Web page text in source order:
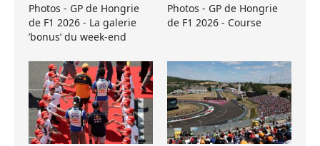
Photos - GP de Hongrie
de F1 2026 - La galerie
’bonus’ du week-end
Photos - GP de Hongrie
de F1 2026 - Course